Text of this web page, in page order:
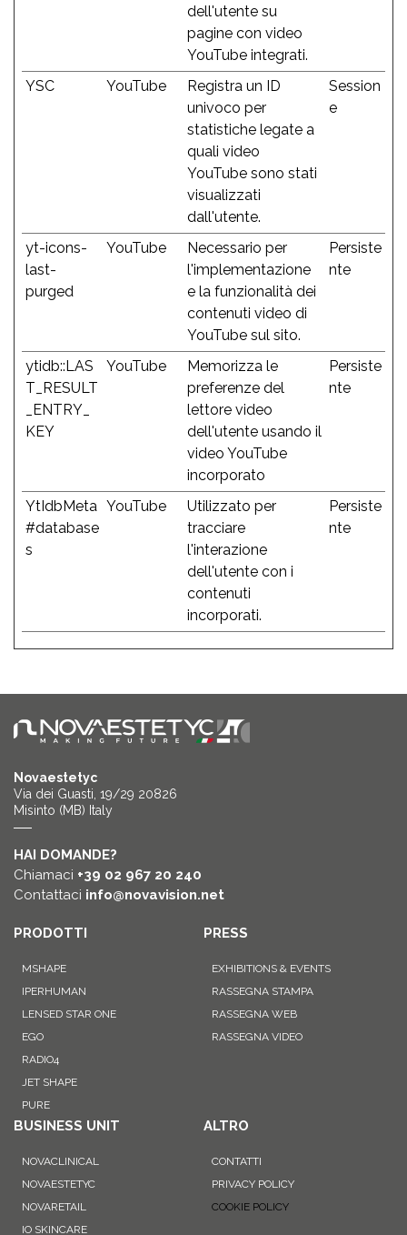
dell'utente su
pagine con video
YouTube integrati.
YSC YouTube
Registra un ID
univoco per
statistiche legate a
quali video
YouTube sono stati
visualizzati
dall'utente.
Session
e
yt-icons-
last-
purged
YouTube
Necessario per
l'implementazione
e la funzionalità dei
contenuti video di
YouTube sul sito.
Persiste
nte
ytidb::LAS
T_RESULT
_ENTRY_
KEY
YouTube
Memorizza le
preferenze del
lettore video
dell'utente usando il
video YouTube
incorporato
Persiste
nte
YtIdbMeta
#database
s
YouTube
Utilizzato per
tracciare
l'interazione
dell'utente con i
contenuti
incorporati.
Persiste
nte
Novaestetyc
Via dei Guasti, 19/29 20826
Misinto (MB) Italy
HAI DOMANDE?
Chiamaci +39 02 967 20 240
Contattaci info@novavision.net
PRODOTTI
MSHAPE
IPERHUMAN
LENSED STAR ONE
EGO
RADIO4
JET SHAPE
PURE
PRESS
EXHIBITIONS & EVENTS
RASSEGNA STAMPA
RASSEGNA WEB
RASSEGNA VIDEO
BUSINESS UNIT
NOVACLINICAL
NOVAESTETYC
NOVARETAIL
IO SKINCARE
ALTRO
CONTATTI
PRIVACY POLICY
COOKIE POLICY